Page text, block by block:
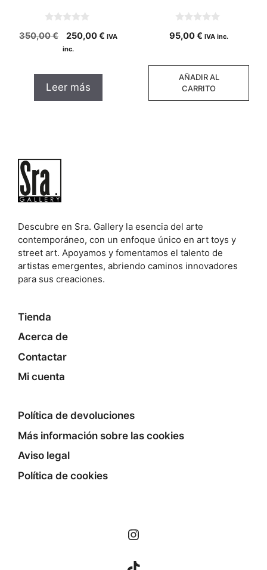
d
350,00€
El
precio
era:
350,00 €.
250,00€ El
IVA
inc.
Leer más
d
95,00€ IVA inc.
AÑADIR AL
CARRITO
Descubre en Sra. Gallery la esencia del arte
contemporáneo, con un enfoque único en art toys y
street art. Apoyamos y fomentamos el talento de
artistas emergentes, abriendo caminos innovadores
para sus creaciones.
Tienda
Acerca de
Contactar
Mi cuenta
Política de devoluciones
Más información sobre las cookies
Aviso legal
Política de cookies
Instagram